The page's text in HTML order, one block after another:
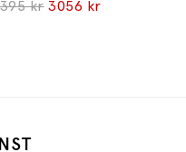
kr 3056 kr